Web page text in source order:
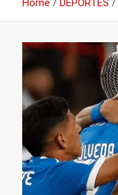
Home DEPORTES